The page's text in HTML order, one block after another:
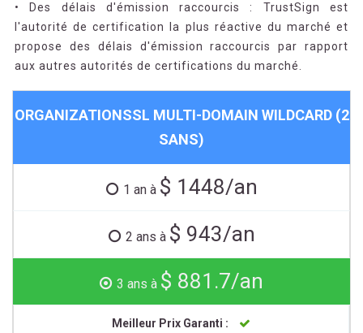
• Des délais d'émission raccourcis : TrustSign est
l'autorité de certification la plus réactive du marché et
propose des délais d'émission raccourcis par rapport
aux autres autorités de certifications du marché.
ORGANIZATIONSSL MULTI-DOMAIN WILDCARD (2
SANS)
1 an à $ 1448/an
2 ans à $ 943/an
3 ans à $ 881.7/an
Meilleur Prix Garanti :